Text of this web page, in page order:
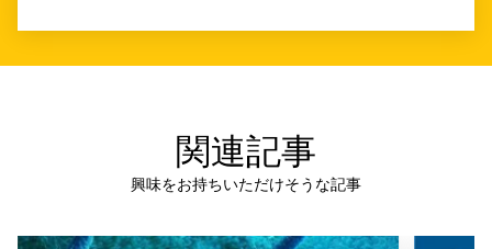
関連記事
興味をお持ちいただけそうな記事